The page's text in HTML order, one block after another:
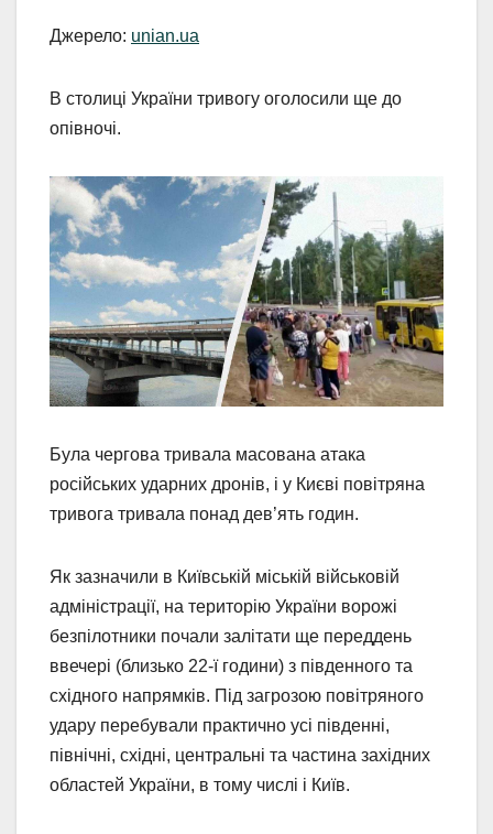
Джерело: unian.ua
В столиці України тривогу оголосили ще до
опівночі.
Була чергова тривала масована атака
російських ударних дронів, і у Києві повітряна
тривога тривала понад дев’ять годин.
Як зазначили в Київській міській військовій
адміністрації, на територію України ворожі
безпілотники почали залітати ще переддень
ввечері (близько 22-ї години) з південного та
східного напрямків. Під загрозою повітряного
удару перебували практично усі південні,
північні, східні, центральні та частина західних
областей України, в тому числі і Київ.